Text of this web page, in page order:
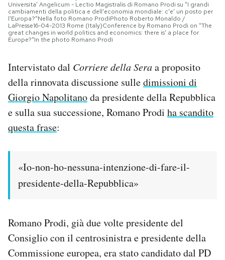
SHOP
CALENDARIO
AREA PERSONALE
Area Personale
Newsletter
Hai bisogno di aiuto?
Esci
Universita' Angelicum - Lectio Magistralis di Romano Prodi su "I grandi
cambiamenti della politica e dell'economia mondiale: c'e' un posto per
l'Europa?"Nella foto Romano ProdiPhoto Roberto Monaldo /
LaPresse16-04-2013 Rome (Italy)Conference by Romano Prodi on "The
great changes in world politics and economics: there is' a place for
Europe?"In the photo Romano Prodi
Intervistato dal Corriere della Seraa proposito
della rinnovata discussione sulledimissioni di
Giorgio Napolitanoda presidente della Repubblica
e sulla sua successione, Romano Prodi ha scandito
questa frase:
«Io-non-ho-nessuna-intenzione-di-fare-il-
presidente-della-Repubblica»
Romano Prodi, già due volte presidente del
Consiglio con il centrosinistra e presidente della
Commissione europea, era stato candidato dal PD